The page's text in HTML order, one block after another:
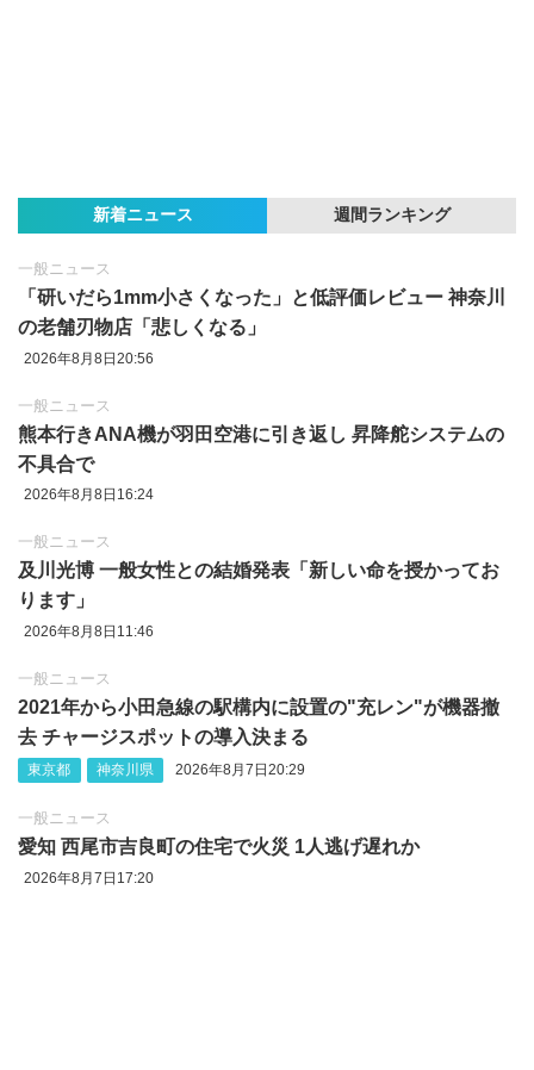
新着ニュース 週間ランキング
一般ニュース
「研いだら1mm小さくなった」と低評価レビュー 神奈川
の老舗刃物店「悲しくなる」
2026年8月8日20:56
一般ニュース
熊本行きANA機が羽田空港に引き返し 昇降舵システムの
不具合で
2026年8月8日16:24
一般ニュース
及川光博 一般女性との結婚発表「新しい命を授かってお
ります」
2026年8月8日11:46
一般ニュース
2021年から小田急線の駅構内に設置の"充レン"が機器撤
去 チャージスポットの導入決まる
東京都 神奈川県 2026年8月7日20:29
一般ニュース
愛知 西尾市吉良町の住宅で火災 1人逃げ遅れか
2026年8月7日17:20